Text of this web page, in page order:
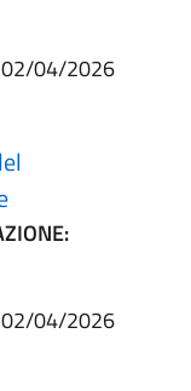
02/04/2026
02/04/2026